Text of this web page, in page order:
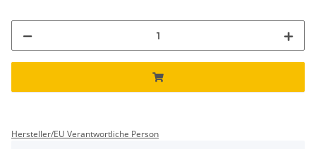
Hersteller/EU Verantwortliche Person